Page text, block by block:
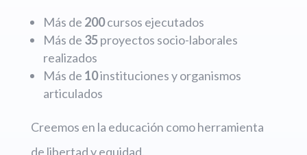
Más de 200cursos ejecutados
Más de 35proyectos socio-laborales
realizados
Más de 10instituciones y organismos
articulados
Creemos en la educación como herramienta
de libertad y equidad.